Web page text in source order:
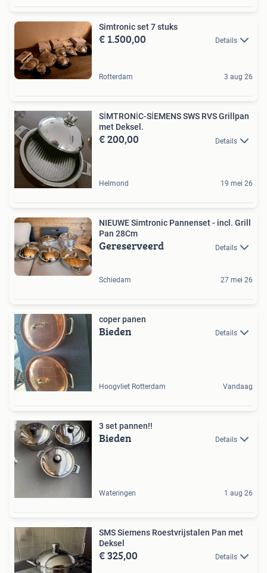
Simtronic set 7 stuks
€ 1.500,00 Details
Rotterdam 3 aug 26
SİMTRONİC-SİEMENS SWS RVS Grillpan
met Deksel.
€ 200,00 Details
Helmond 19 mei 26
NIEUWE Simtronic Pannenset - incl. Grill
Pan 28Cm
Gereserveerd Details
Schiedam 27 mei 26
coper panen
Bieden Details
Hoogvliet Rotterdam Vandaag
3 set pannen!!
Bieden Details
Wateringen 1 aug 26
SMS Siemens Roestvrijstalen Pan met
Deksel
€ 325,00 Details